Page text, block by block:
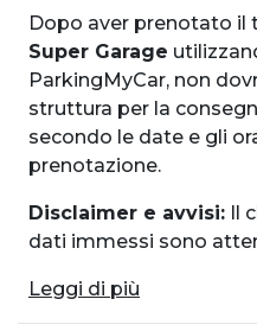
Dopo aver prenotato il
Super Garage
ParkingMyCar, non
struttura per la
secondo le date e gli
prenotazione.
Disclaimer e avvisi: Il
dati immessi sono
Leggi di più